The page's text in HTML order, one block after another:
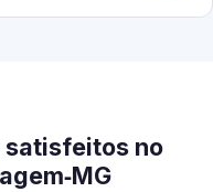
satisfeitos no